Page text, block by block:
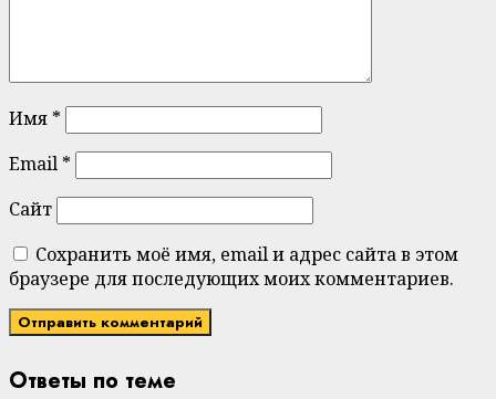
Имя *
Email *
Сайт
Сохранить моё имя, email и адрес сайта в этом
браузере для последующих моих комментариев.
Ответы по теме